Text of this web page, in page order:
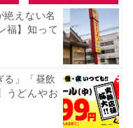
えない名
福】知って
る」「昼飲
うどんやお